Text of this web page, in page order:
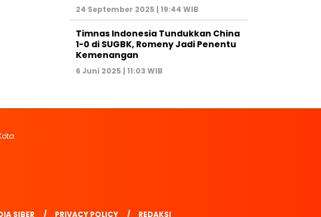
24 September 2025 | 19:44 WIB
Timnas Indonesia Tundukkan China
1-0 di SUGBK, Romeny Jadi Penentu
Kemenangan
6 Juni 2025 | 11:03 WIB
SIBER PRIVACY POLICY REDAKSI